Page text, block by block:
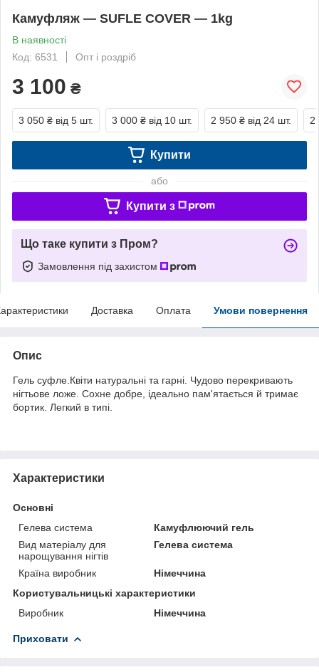
Камуфляж — SUFLE COVER — 1kg
В наявності
Код: 6531
Опт і роздріб
3 100 ₴
3 050 ₴ від 5 шт. 3 000 ₴ від 10 шт. 2 950 ₴ від 24 шт. 2
Купити
або
Купити з
Що таке купити з Пром?
Замовлення під захистом
Доставка Оплата Умови повернення
Опис
Гель суфле.Квіти натуральні та гарні. Чудово перекривають
нігтьове ложе. Сохне добре, ідеально пам'ятається й тримає
бортик. Легкий в типі.
Характеристики
Основні
Гелева система
Камуфлюючий гель
Вид матеріалу для
нарощування нігтів
Гелева система
Країна виробник
Німеччина
Користувальницькі характеристики
Виробник
Німеччина
Приховати